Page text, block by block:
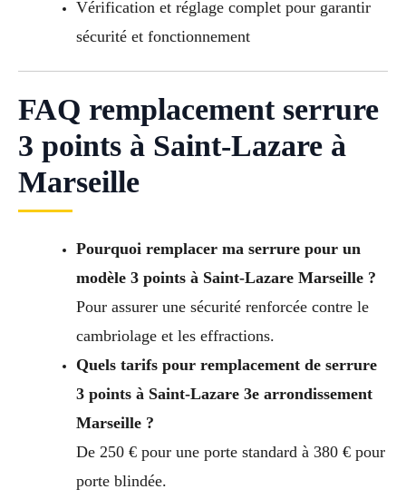
Vérification et réglage complet pour garantir
sécurité et fonctionnement
FAQ remplacement serrure
3 points à Saint-Lazare à
Marseille
Pourquoi remplacer ma serrure pour un
modèle 3 points à Saint-Lazare Marseille ?
Pour assurer une sécurité renforcée contre le
cambriolage et les effractions.
Quels tarifs pour remplacement de serrure
3 points à Saint-Lazare 3e arrondissement
Marseille ?
De 250 € pour une porte standard à 380 € pour
porte blindée.